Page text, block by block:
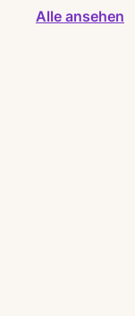
Alle ansehen